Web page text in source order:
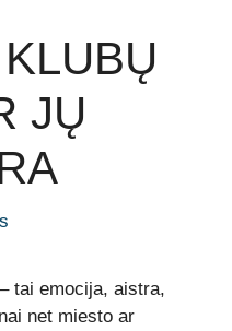
JŲ
tai emocija, aistra,
net miesto ar